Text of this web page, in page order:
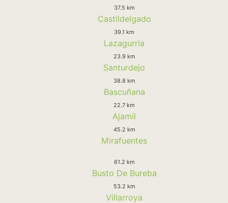
37.5 km
Castildelgado
39.1 km
Lazagurria
23.9 km
Santurdejo
38.8 km
Bascuñana
22.7 km
Ajamil
45.2 km
Mirafuentes
61.2 km
Busto De Bureba
53.2 km
Villarroya